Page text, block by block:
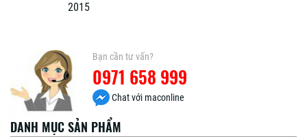
Bạn cần tư vấn?
0971 658 999
Chat với maconline
DANH MỤC SẢN PHẨM
2015